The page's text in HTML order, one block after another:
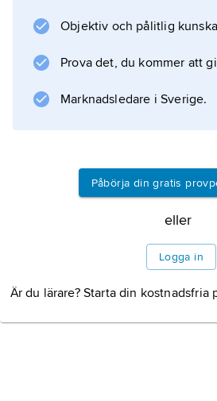
gnagares urin och avföring,
eller avföring. Smittan sprids
vidare från människa till
undantag för andesvirus, där
Information om
Objektiv och pålitlig
Prova det, du kommer att
Marknadsledare i Sverige.
Påbörja din gratis
eller
Logga in
Är du lärare? Starta din kostnadsfria